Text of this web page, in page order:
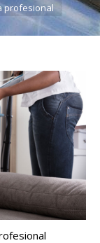
profesional